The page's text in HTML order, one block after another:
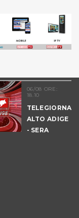
06/08 ORE:
18.10
TELEGIORNALE
ALTO ADIGE
- SERA